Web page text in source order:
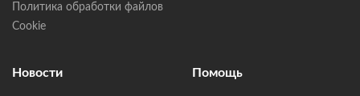
Политика обработки файлов
Cookie
Новости Помощь